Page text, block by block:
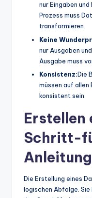
nur Eingaben
Prozess muss
transformieren.
Keine
nur Ausgaben
Ausgabe muss
Konsistenz:Die
müssen auf allen
konsistent sein.
Erstellen
Schritt-
Anleitung
Die Erstellung eines
logischen Abfolge.